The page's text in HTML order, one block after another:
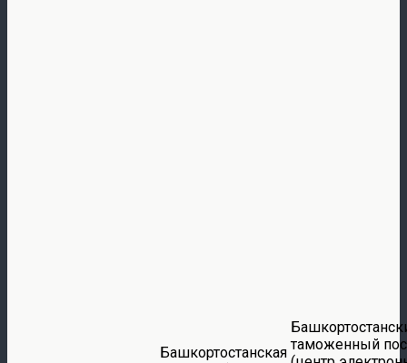
Башкортостанская таможенный